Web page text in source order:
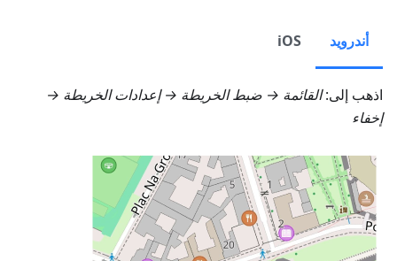
أندرويد iOS
اذهب إلى:القائمة → ضبط الخريطة → إعدادات الخريطة →
إخفاء